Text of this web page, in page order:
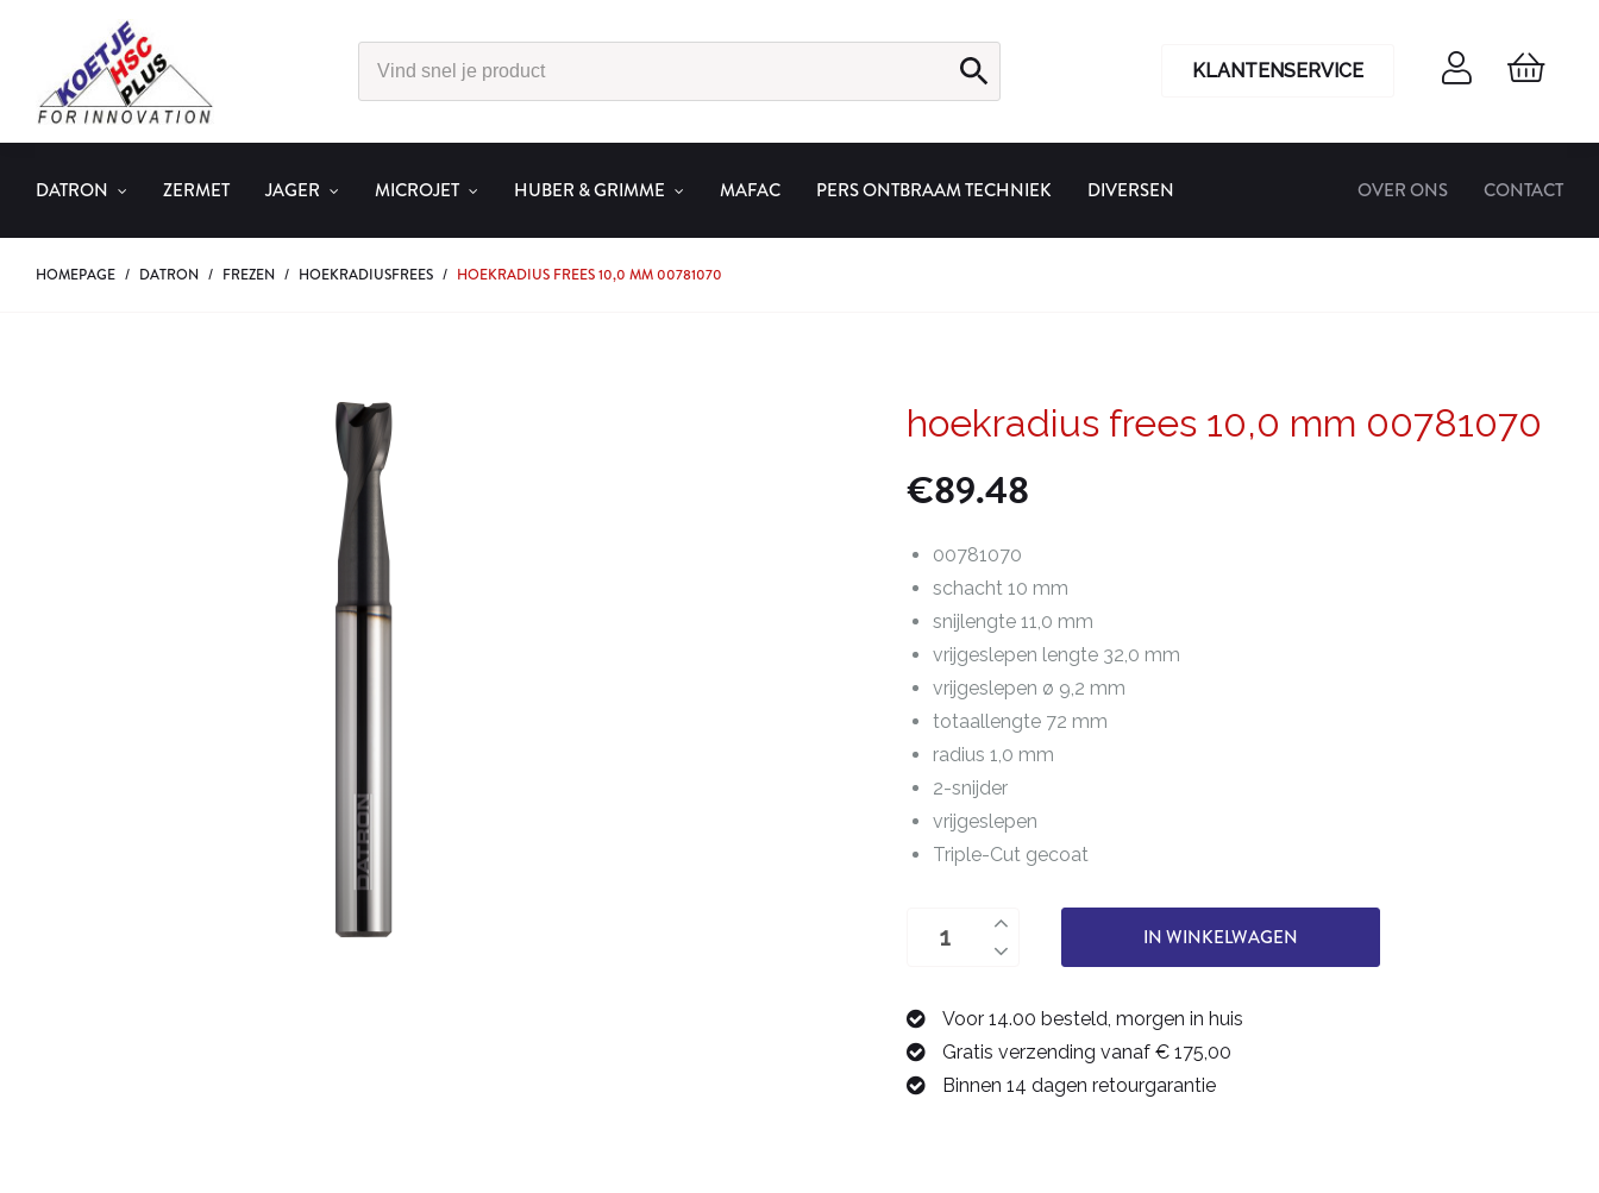
KLANTENSERVICE
DATRON ZERMET JAGER MICROJET HUBER & GRIMME MAFAC PERS ONTBRAAM TECHNIEK DIVERSEN OVER ONS CONTACT
HOMEPAGE / DATRON / FREZEN / HOEKRADIUSFREES / HOEKRADIUS FREES 10,0 MM 00781070
hoekradius frees 10,0 mm 00781070
€89.48
00781070
schacht 10 mm
snijlengte 11,0 mm
vrijgeslepen lengte 32,0 mm
vrijgeslepen ø 9,2 mm
totaallengte 72 mm
radius 1,0 mm
2-snijder
vrijgeslepen
Triple-Cut gecoat
hoekradius
mm
00781070
aantal
IN WINKELWAGEN
Voor 14.00 besteld, morgen in huis
Gratis verzending vanaf € 175,00
Binnen 14 dagen retourgarantie